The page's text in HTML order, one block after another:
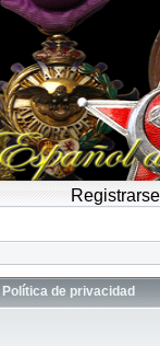
Registrarse
de privacidad